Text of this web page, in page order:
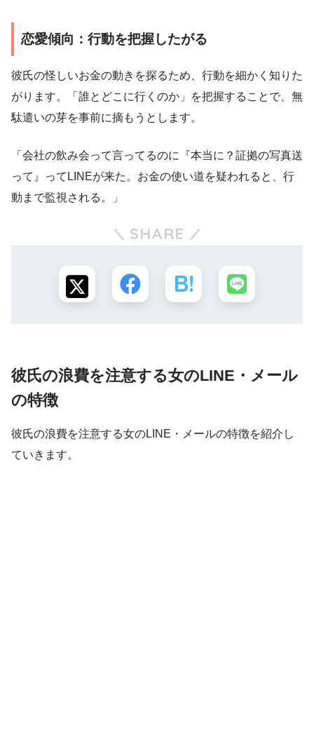
恋愛傾向：行動を把握したがる
彼氏の怪しいお金の動きを探るため、行動を細かく知りた
がります。「誰とどこに行くのか」を把握することで、無
駄遣いの芽を事前に摘もうとします。
「会社の飲み会って言ってるのに『本当に？証拠の写真送
って』ってLINEが来た。お金の使い道を疑われると、行
動まで監視される。」
SHARE
彼氏の浪費を注意する女のLINE・メール
の特徴
彼氏の浪費を注意する女のLINE・メールの特徴を紹介し
ていきます。